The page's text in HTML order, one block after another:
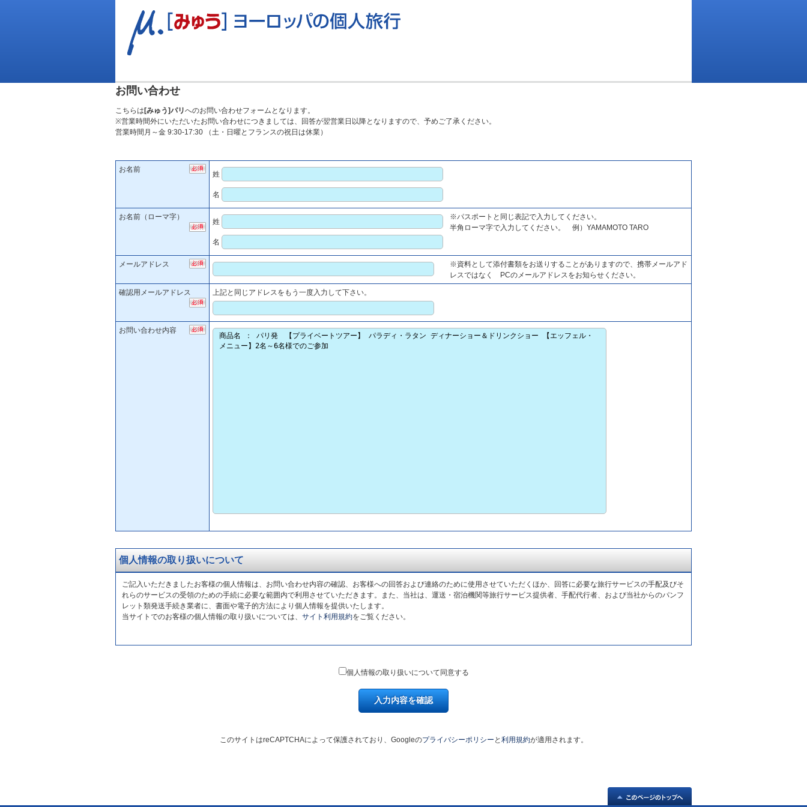
お問い合わせ
こちらは [みゅう]パリへのお問い合わせフォームとなります。
※営業時間外にいただいたお問い合わせにつきましては、回答が翌営業日以降となりますので、予めご了承ください。
営業時間月～金 9:30-17:30 （土・日曜とフランスの祝日は休業）
お名前
姓
名
お名前（ローマ字）
姓
名
※パスポートと同じ表記で入力してください。
半角ローマ字で入力してください。 例）YAMAMOTO TARO
メールアドレス
※資料として添付書類をお送りすることがありますので、携帯メールアド
レスではなく PCのメールアドレスをお知らせください。
確認用メールアドレス 上記と同じアドレスをもう一度入力して下さい。
お問い合わせ内容
個人情報の取り扱いについて
ご記入いただきましたお客様の個人情報は、お問い合わせ内容の確認、お客様への回答および連絡のために使用させていただくほか、回答に必要な旅行サービスの手配及びそ
れらのサービスの受領のための手続に必要な範囲内で利用させていただきます。また、当社は、運送・宿泊機関等旅行サービス提供者、手配代行者、および当社からのパンフ
レット類発送手続き業者に、書面や電子的方法により個人情報を提供いたします。
当サイトでのお客様の個人情報の取り扱いについては、 サイト利用規約をご覧ください。
個人情報の取り扱いについて同意する
入力内容を確認
このサイトはreCAPTCHAによって保護されており、Googleのプライバシーポリシー と 利用規約が適用されます。